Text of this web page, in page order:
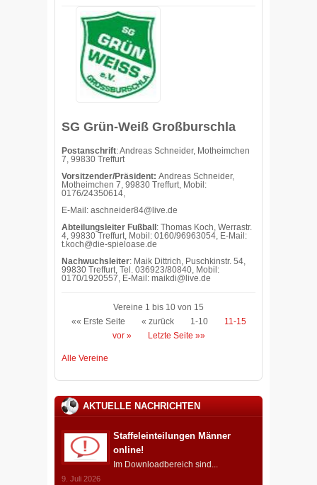
SG Grün-Weiß Großburschla
Postanschrift: Andreas Schneider, Motheimchen
7, 99830 Treffurt
Vorsitzender/Präsident: Andreas Schneider,
Motheimchen 7, 99830 Treffurt, Mobil:
0176/24350614,
E-Mail: aschneider84@live.de
Abteilungsleiter Fußball : Thomas Koch, Werrastr.
4, 99830 Treffurt, Mobil: 0160/96963054, E-Mail:
t.koch@die-spieloase.de
Nachwuchsleiter: Maik Dittrich, Puschkinstr. 54,
99830 Treffurt, Tel. 036923/80840, Mobil:
0170/1920557, E-Mail: maikdi@live.de
Vereine 1 bis 10 von 15
«« Erste Seite
« zurück 1-10
11-15
vor »
Letzte Seite »»
Alle Vereine
AKTUELLE NACHRICHTEN
Staffeleinteilungen Männer
online!
Im Downloadbereich sind...
9. Juli 2026